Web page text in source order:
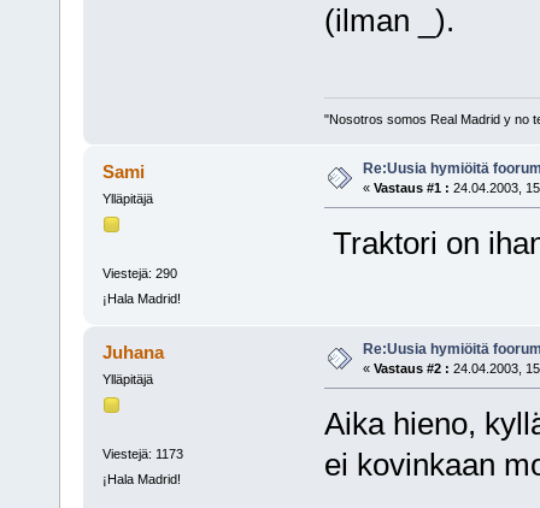
(ilman _).
"Nosotros somos Real Madrid y no
Sami
Ylläpitäjä
Viestejä: 290
¡Hala Madrid!
Re:Uusia hymiöitä
« Vastaus #1 : 24.04.2003,
Traktori on
Juhana
Ylläpitäjä
Viestejä: 1173
¡Hala Madrid!
Re:Uusia hymiöitä
« Vastaus #2 : 24.04.2003,
Aika hieno,
ei kovinkaan